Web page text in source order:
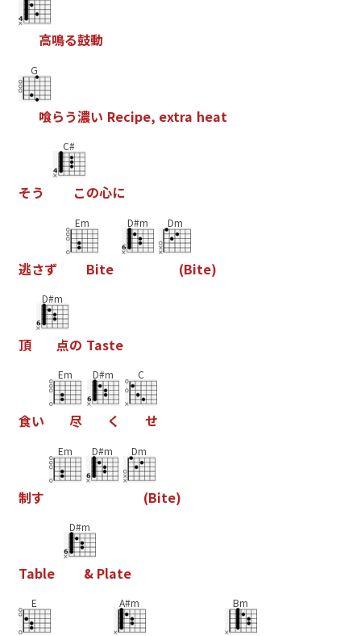
高鳴る鼓動
G
喰らう濃い Recipe, extra heat
そう
C#
この心に
逃さず
Em
Bite
D#m Dm
(Bite)
頂
D#m
点の Taste
食い
Em
尽
D#m
く
C
せ
制す
Em D#m Dm
(Bite)
Table
D#m
& Plate
E A#m Bm